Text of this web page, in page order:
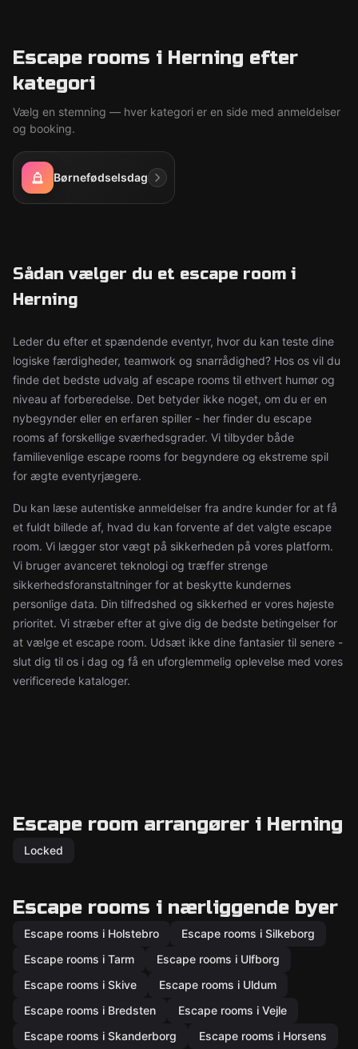
Escape rooms i Herning efter
kategori
Vælg en stemning — hver kategori er en side med anmeldelser
og booking.
Børnefødselsdag
Sådan vælger du et escape room i
Herning
Leder du efter et spændende eventyr, hvor du kan teste dine
logiske færdigheder, teamwork og snarrådighed? Hos os vil du
finde det bedste udvalg af escape rooms til ethvert humør og
niveau af forberedelse. Det betyder ikke noget, om du er en
nybegynder eller en erfaren spiller - her finder du escape
rooms af forskellige sværhedsgrader. Vi tilbyder både
familievenlige escape rooms for begyndere og ekstreme spil
for ægte eventyrjægere.
Du kan læse autentiske anmeldelser fra andre kunder for at få
et fuldt billede af, hvad du kan forvente af det valgte escape
room. Vi lægger stor vægt på sikkerheden på vores platform.
Vi bruger avanceret teknologi og træffer strenge
sikkerhedsforanstaltninger for at beskytte kundernes
personlige data. Din tilfredshed og sikkerhed er vores højeste
prioritet. Vi stræber efter at give dig de bedste betingelser for
at vælge et escape room. Udsæt ikke dine fantasier til senere -
slut dig til os i dag og få en uforglemmelig oplevelse med vores
verificerede kataloger.
Escape room arrangører i Herning
Locked
Escape rooms i nærliggende byer
Escape rooms i Holstebro
Escape rooms i Silkeborg
Escape rooms i Tarm
Escape rooms i Ulfborg
Escape rooms i Skive
Escape rooms i Uldum
Escape rooms i Bredsten
Escape rooms i Vejle
Escape rooms i Skanderborg
Escape rooms i Horsens